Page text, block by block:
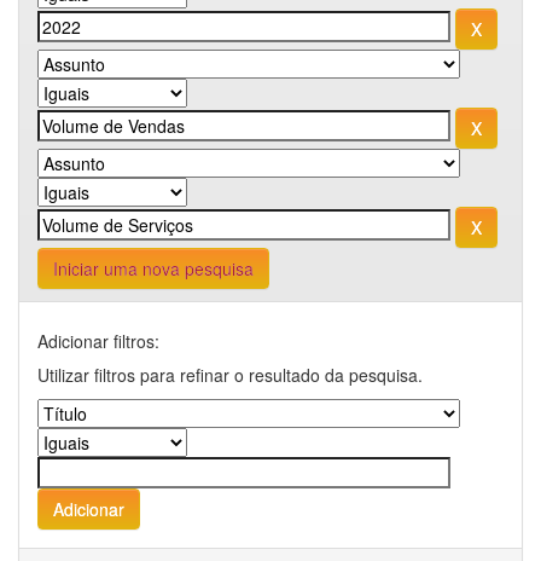
Iniciar uma nova pesquisa
Adicionar filtros:
Utilizar filtros para refinar o resultado da pesquisa.